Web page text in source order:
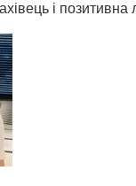
і позитивна